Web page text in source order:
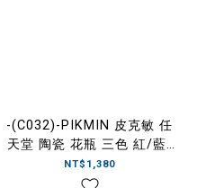
-(C032)-PIKMIN 皮克敏 任
天堂 陶瓷 花瓶 三色 紅/藍/
黃色
NT$1,380